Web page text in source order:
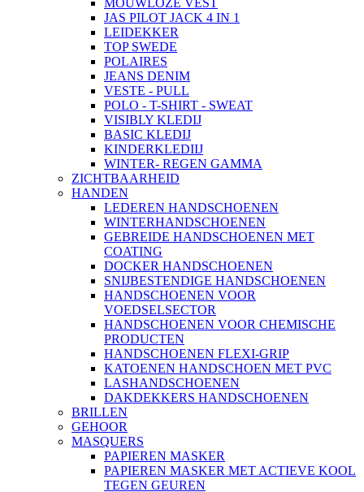
MOUWLOZE VEST
JAS PILOT JACK 4 IN 1
LEIDEKKER
TOP SWEDE
POLAIRES
JEANS DENIM
VESTE - PULL
POLO - T-SHIRT - SWEAT
VISIBLY KLEDIJ
BASIC KLEDIJ
KINDERKLEDIIJ
WINTER- REGEN GAMMA
ZICHTBAARHEID
HANDEN
LEDEREN HANDSCHOENEN
WINTERHANDSCHOENEN
GEBREIDE HANDSCHOENEN MET
COATING
DOCKER HANDSCHOENEN
SNIJBESTENDIGE HANDSCHOENEN
HANDSCHOENEN VOOR
VOEDSELSECTOR
HANDSCHOENEN VOOR CHEMISCHE
PRODUCTEN
HANDSCHOENEN FLEXI-GRIP
KATOENEN HANDSCHOEN MET PVC
LASHANDSCHOENEN
DAKDEKKERS HANDSCHOENEN
BRILLEN
GEHOOR
MASQUERS
PAPIEREN MASKER
PAPIEREN MASKER MET ACTIEVE KOOL
TEGEN GEUREN